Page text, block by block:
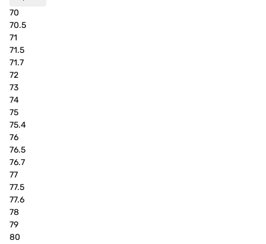
70
70.5
71
71.5
71.7
72
73
74
75
75.4
76
76.5
76.7
77
77.5
77.6
78
79
80